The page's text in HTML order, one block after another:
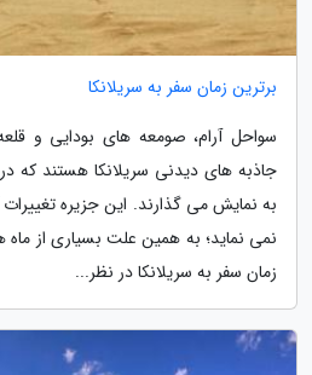
برترین زمان سفر به سریلانکا
سواحل آرام، صومعه های بودایی و
جاذبه های دیدنی سریلانکا هستند که
به نمایش می گذارند. این جزیره
نمی نماید؛ به همین علت بسیاری از ماه
زمان سفر به سریلانکا در نظر...